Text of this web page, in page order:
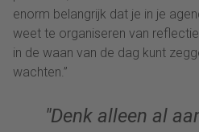
enorm belangrijk dat je in je
weet te organiseren van
in de waan van de dag kunt
wachten.”
Denk alleen al